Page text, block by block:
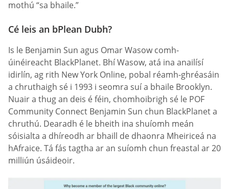
mothú “sa bhaile.”
Cé leis an bPlean Dubh?
Is le Benjamin Sun agus Omar Wasow comh-
úinéireacht BlackPlanet. Bhí Wasow, atá ina anailísí
idirlín, ag rith New York Online, pobal réamh-ghréasáin
a chruthaigh sé i 1993 i seomra suí a bhaile Brooklyn.
Nuair a thug an deis é féin, chomhoibrigh sé le POF
Community Connect Benjamin Sun chun BlackPlanet a
chruthú. Dearadh é le bheith ina shuíomh meán
sóisialta a dhíreodh ar bhaill de dhaonra Mheiriceá na
hAfraice. Tá fás tagtha ar an suíomh chun freastal ar 20
milliún úsáideoir.